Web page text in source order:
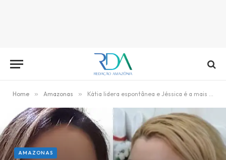
Home » Amazonas » Kátia lidera espontânea e Jéssica é a mais rejeitada na pesquisa pela Prefeitura de Anamã
AMAZONAS